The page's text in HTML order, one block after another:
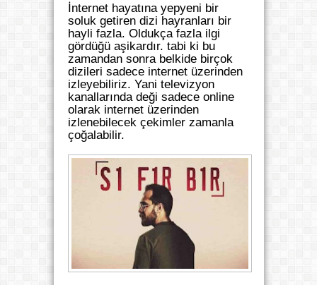
İnternet hayatına yepyeni bir
soluk getiren dizi hayranları bir
hayli fazla. Oldukça fazla ilgi
gördüğü aşikardır. tabi ki bu
zamandan sonra belkide birçok
dizileri sadece internet üzerinden
izleyebiliriz. Yani televizyon
kanallarında deği sadece online
olarak internet üzerinden
izlenebilecek çekimler zamanla
çoğalabilir.